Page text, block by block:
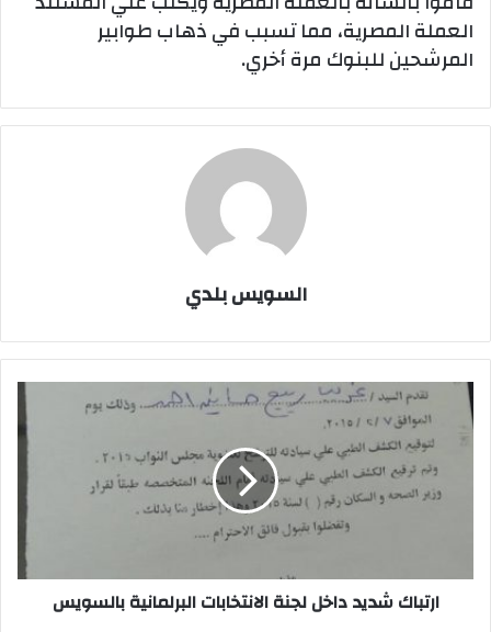
العملة المصرية، مما تسبب في ذهاب طوابير
المرشحين للبنوك مرة أخري.
السويس بلدي
ارتباك
شديد
داخل
الانتخابات
البرلمانية
ارتباك شديد داخل لجنة الانتخابات البرلمانية بالسويس